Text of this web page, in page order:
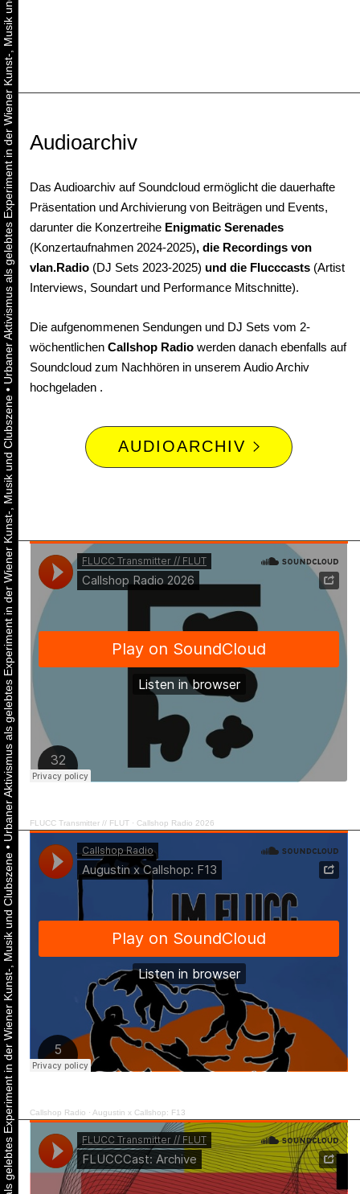
Urbaner Aktivismus als gelebtes Experiment in der Wiener Kunst-, Musik und Clubszene
•
Urbaner Aktivismus als gelebtes Experiment in der Wiener Kunst-, Musik und Clubszene
•
Urbaner Aktivismus als gelebtes Experiment in der Wiener Kunst-, Musik und Clubszene Audioarchiv
Das Audioarchiv auf Soundcloud ermöglicht die dauerhafte
Präsentation und Archivierung von Beiträgen und Events,
darunter die Konzertreihe Enigmatic Serenades
(Konzertaufnahmen 2024-2025), die Recordings von
vlan.Radio (DJ Sets 2023-2025) und die Flucccasts (Artist
Interviews, Soundart und Performance Mitschnitte).
Die aufgenommenen Sendungen und DJ Sets vom 2-
wöchentlichen Callshop Radio werden danach ebenfalls auf
Soundcloud zum Nachhören in unserem Audio Archiv
hochgeladen .
AUDIOARCHIV
FLUCC Transmitter // FLUT · Callshop Radio 2026
Callshop Radio · Augustin x Callshop: F13